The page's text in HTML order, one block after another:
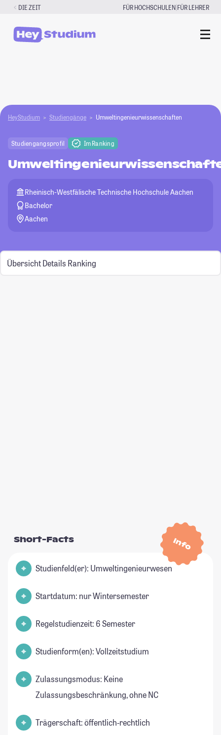
Zum
springen
DIE ZEIT FÜR HOCHSCHULEN|FÜR LEHRER
HeyStudium Studiengänge Umweltingenieurwissenschaften
Studiengangsprofil Im Ranking
Rheinisch-Westfälische Technische Hochschule Aachen
Bachelor
Aachen
Übersicht Details Ranking
Info
Short-Facts
Studienfeld(er): Umweltingenieurwesen
Startdatum: nur Wintersemester
Regelstudienzeit: 6 Semester
Studienform(en): Vollzeitstudium
Zulassungsmodus: Keine
Zulassungsbeschränkung, ohne NC
Trägerschaft: öffentlich-rechtlich